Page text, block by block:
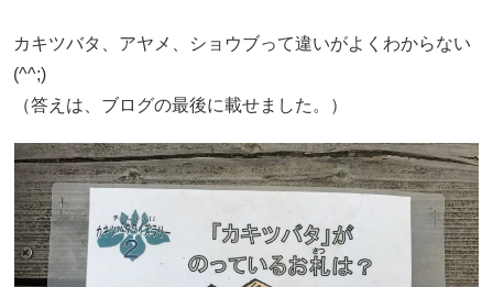
カキツバタ、アヤメ、ショウブって違いがよくわからない
(^^;)
（答えは、ブログの最後に載せました。）